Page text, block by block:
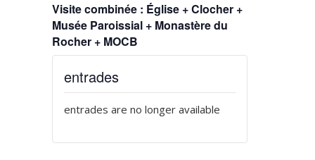
Visite combinée : Église + Clocher +
Musée Paroissial + Monastère du
Rocher + MOCB
entrades
entrades are no longer available